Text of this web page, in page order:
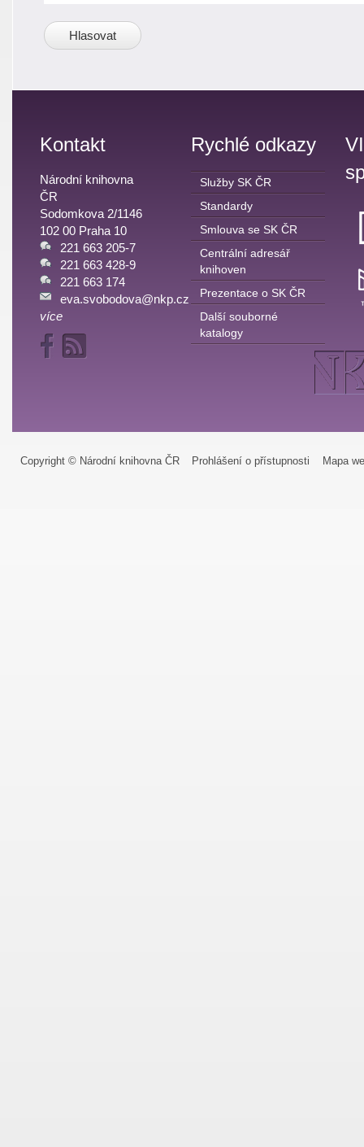
Kontakt
Národní knihovna
ČR
Sodomkova 2/1146
102 00 Praha 10
221 663 205-7
221 663 428-9
221 663 174
eva.svobodova@nkp.cz
více
Rychlé odkazy
Služby SK ČR
Standardy
Smlouva se SK ČR
Centrální adresář
knihoven
Prezentace o SK ČR
Další souborné
katalogy
Copyright © Národní knihovna ČR Prohlášení o přístupnosti Mapa